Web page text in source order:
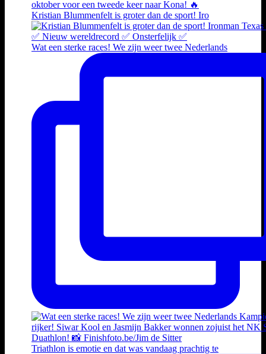
Kristian Blummenfelt is groter dan de sport! Iro
Wat een sterke races! We zijn weer twee Nederlands
Triathlon is emotie en dat was vandaag prachtig te